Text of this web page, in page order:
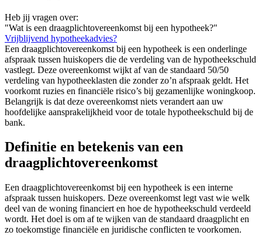
Heb jij vragen over:
"Wat is een draagplichtovereenkomst bij een hypotheek?"
Vrijblijvend hypotheekadvies?
Een draagplichtovereenkomst bij een hypotheek is een onderlinge
afspraak tussen huiskopers die de verdeling van de hypotheekschuld
vastlegt. Deze overeenkomst wijkt af van de standaard 50/50
verdeling van hypotheeklasten die zonder zo’n afspraak geldt. Het
voorkomt ruzies en financiële risico’s bij gezamenlijke woningkoop.
Belangrijk is dat deze overeenkomst niets verandert aan uw
hoofdelijke aansprakelijkheid voor de totale hypotheekschuld bij de
bank.
Definitie en betekenis van een
draagplichtovereenkomst
Een draagplichtovereenkomst bij een hypotheek is een interne
afspraak tussen huiskopers. Deze overeenkomst legt vast wie welk
deel van de woning financiert en hoe de hypotheekschuld verdeeld
wordt. Het doel is om af te wijken van de standaard draagplicht en
zo toekomstige financiële en juridische conflicten te voorkomen.